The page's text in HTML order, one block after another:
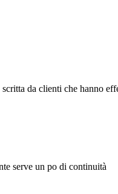
da clienti che hanno
serve un po di continuità